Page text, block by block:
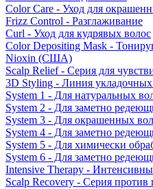
Color Care - Уход для
Frizz Control - Разглаживание
Curl - Уход для кудрявых волос
Color Depositing Mask -
Nioxin (США)
Scalp Relief - Серия для
3D Styling - Линия укладочных
System 1 - Для натуральных
System 2 - Для заметно
System 3 - Для окрашенных
System 4 - Для заметно
System 5 - Для химически
System 6 - Для заметно
Intensive Therapy -
Scalp Recovery - Серия против